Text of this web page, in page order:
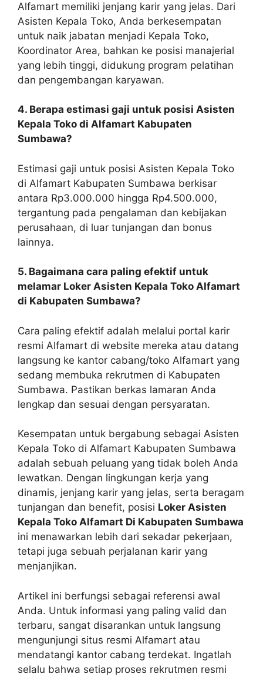
Alfamart memiliki jenjang karir yang jelas. Dari
Asisten Kepala Toko, Anda berkesempatan
untuk naik jabatan menjadi Kepala Toko,
Koordinator Area, bahkan ke posisi manajerial
yang lebih tinggi, didukung program pelatihan
dan pengembangan karyawan.
4. Berapa estimasi gaji untuk posisi Asisten
Kepala Toko di Alfamart Kabupaten
Sumbawa?
Estimasi gaji untuk posisi Asisten Kepala Toko
di Alfamart Kabupaten Sumbawa berkisar
antara Rp3.000.000 hingga Rp4.500.000,
tergantung pada pengalaman dan kebijakan
perusahaan, di luar tunjangan dan bonus
lainnya.
5. Bagaimana cara paling efektif untuk
melamar Loker Asisten Kepala Toko Alfamart
di Kabupaten Sumbawa?
Cara paling efektif adalah melalui portal karir
resmi Alfamart di website mereka atau datang
langsung ke kantor cabang/toko Alfamart yang
sedang membuka rekrutmen di Kabupaten
Sumbawa. Pastikan berkas lamaran Anda
lengkap dan sesuai dengan persyaratan.
Kesempatan untuk bergabung sebagai Asisten
Kepala Toko di Alfamart Kabupaten Sumbawa
adalah sebuah peluang yang tidak boleh Anda
lewatkan. Dengan lingkungan kerja yang
dinamis, jenjang karir yang jelas, serta beragam
tunjangan dan benefit, posisi Loker Asisten
Kepala Toko Alfamart Di Kabupaten Sumbawa
ini menawarkan lebih dari sekadar pekerjaan,
tetapi juga sebuah perjalanan karir yang
menjanjikan.
Artikel ini berfungsi sebagai referensi awal
Anda. Untuk informasi yang paling valid dan
terbaru, sangat disarankan untuk langsung
mengunjungi situs resmi Alfamart atau
mendatangi kantor cabang terdekat. Ingatlah
selalu bahwa setiap proses rekrutmen resmi